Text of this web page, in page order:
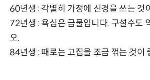
60년생 : 각별히 가정에 신경을 쓰는 것
72년생 : 욕심은 금물입니다. 구설수도
오.
84년생 : 때로는 고집을 조금 꺾는 것이